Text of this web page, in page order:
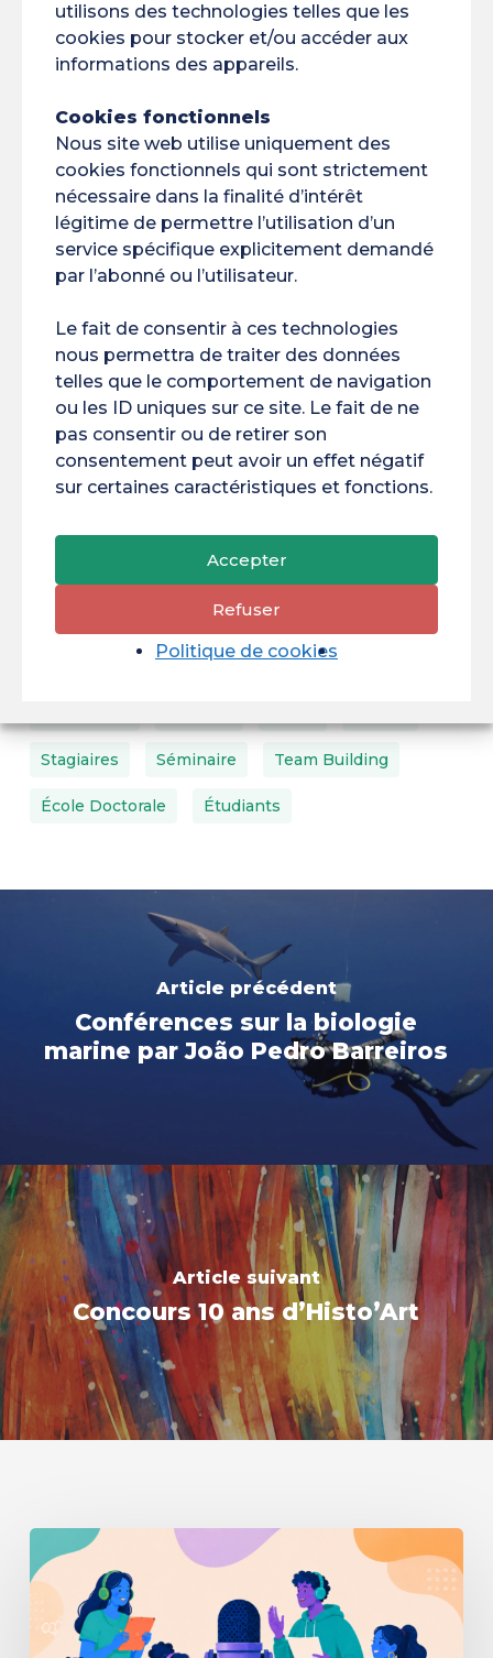
utilisons des technologies telles que les
cookies pour stocker et/ou accéder aux
informations des appareils.
Cookies fonctionnels
Nous site web utilise uniquement des
cookies fonctionnels qui sont strictement
nécessaire dans la finalité d’intérêt
légitime de permettre l’utilisation d’un
service spécifique explicitement demandé
par l’abonné ou l’utilisateur.
Le fait de consentir à ces technologies
nous permettra de traiter des données
telles que le comportement de navigation
ou les ID uniques sur ce site. Le fait de ne
pas consentir ou de retirer son
consentement peut avoir un effet négatif
sur certaines caractéristiques et fonctions.
Accepter
Refuser
Politique de cookies
05/07/2024
Étiquettes
ACAI AIBSI Amazonie Ambassadeurs
BRI Brésil BTP BVE Bélem
COP30
Cordée De La Réussite COVAPAM DFPU
DIRVED DNUM Environnement
Erasmus+ Espace Financement
Laboratoires
Matériels Informatiques MEDEF
Stagiaires Séminaire Team Building
École Doctorale Étudiants
Article précédent
Conférences sur la biologie
marine par João Pedro Barreiros
Article suivant
Concours 10 ans d’Histo’Art
Résidence
de
journaliste